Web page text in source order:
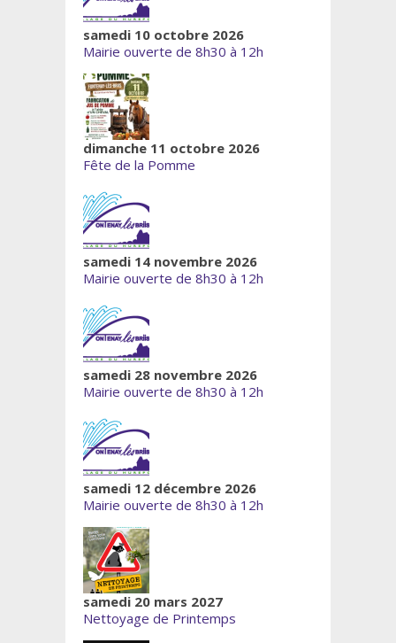
samedi 10 octobre 2026
Mairie ouverte de 8h30 à 12h
dimanche 11 octobre 2026
Fête de la Pomme
samedi 14 novembre 2026
Mairie ouverte de 8h30 à 12h
samedi 28 novembre 2026
Mairie ouverte de 8h30 à 12h
samedi 12 décembre 2026
Mairie ouverte de 8h30 à 12h
samedi 20 mars 2027
Nettoyage de Printemps